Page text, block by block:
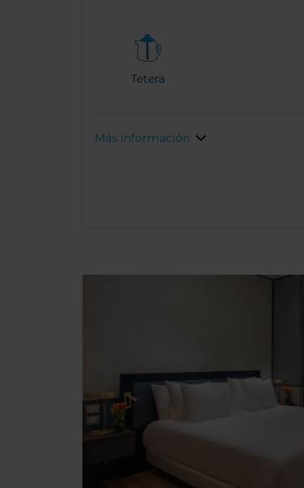
Tetera
Más información